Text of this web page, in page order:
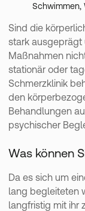
Schwimmen,
Sind die
stark
Maßnahmen
stationär oder
Schmerzklinik
den
Behandlungen
psychischer
Was können
Da es sich um
lang begleiteten
langfristig mit ihr